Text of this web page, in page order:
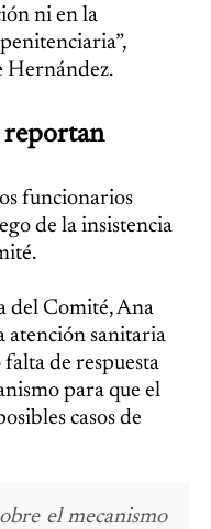
ni en la
Hernández.
reportan
funcionarios
de la insistencia
del Comité, Ana
atención sanitaria
de respuesta
para que el
casos de
el mecanismo